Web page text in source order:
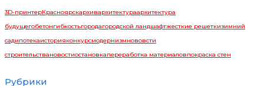
3D-принтерКрасноярскархивархитектураархитектура
будущегобетонгибкостьгородагородской ландшафтжесткие решеткизимний
садипотекаисторияконкурсмодернизмнововсти
строительствановостиостановкапереработка материаловпокраска стен
Рубрики